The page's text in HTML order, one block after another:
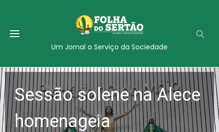
Um Jornal a Serviço da Sociedade
Sessão solene na Alece
homenageia